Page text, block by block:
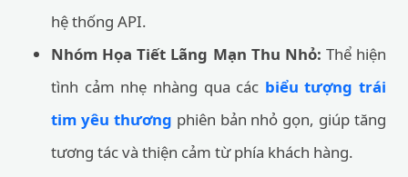
hệ thống API.
Nhóm Họa Tiết Lãng Mạn Thu Nhỏ: Thể hiện
tình cảm nhẹ nhàng qua các biểu tượng trái
tim yêu thương phiên bản nhỏ gọn, giúp tăng
tương tác và thiện cảm từ phía khách hàng.